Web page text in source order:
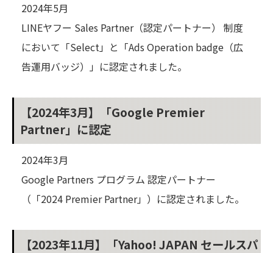
2024年5月
LINEヤフー Sales Partner（認定パートナー） 制度
において「Select」と「Ads Operation badge（広
告運用バッジ）」に認定されました。
【2024年3月】「Google Premier
Partner」に認定
2024年3月
Google Partners プログラム 認定パートナー
（「2024 Premier Partner」）に認定されました。
【2023年11月】「Yahoo! JAPAN セールスパ